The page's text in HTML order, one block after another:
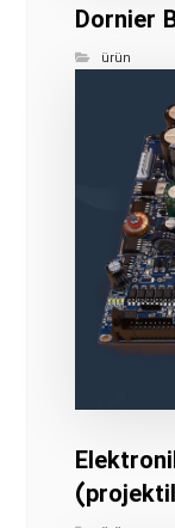
Dornier
ürün